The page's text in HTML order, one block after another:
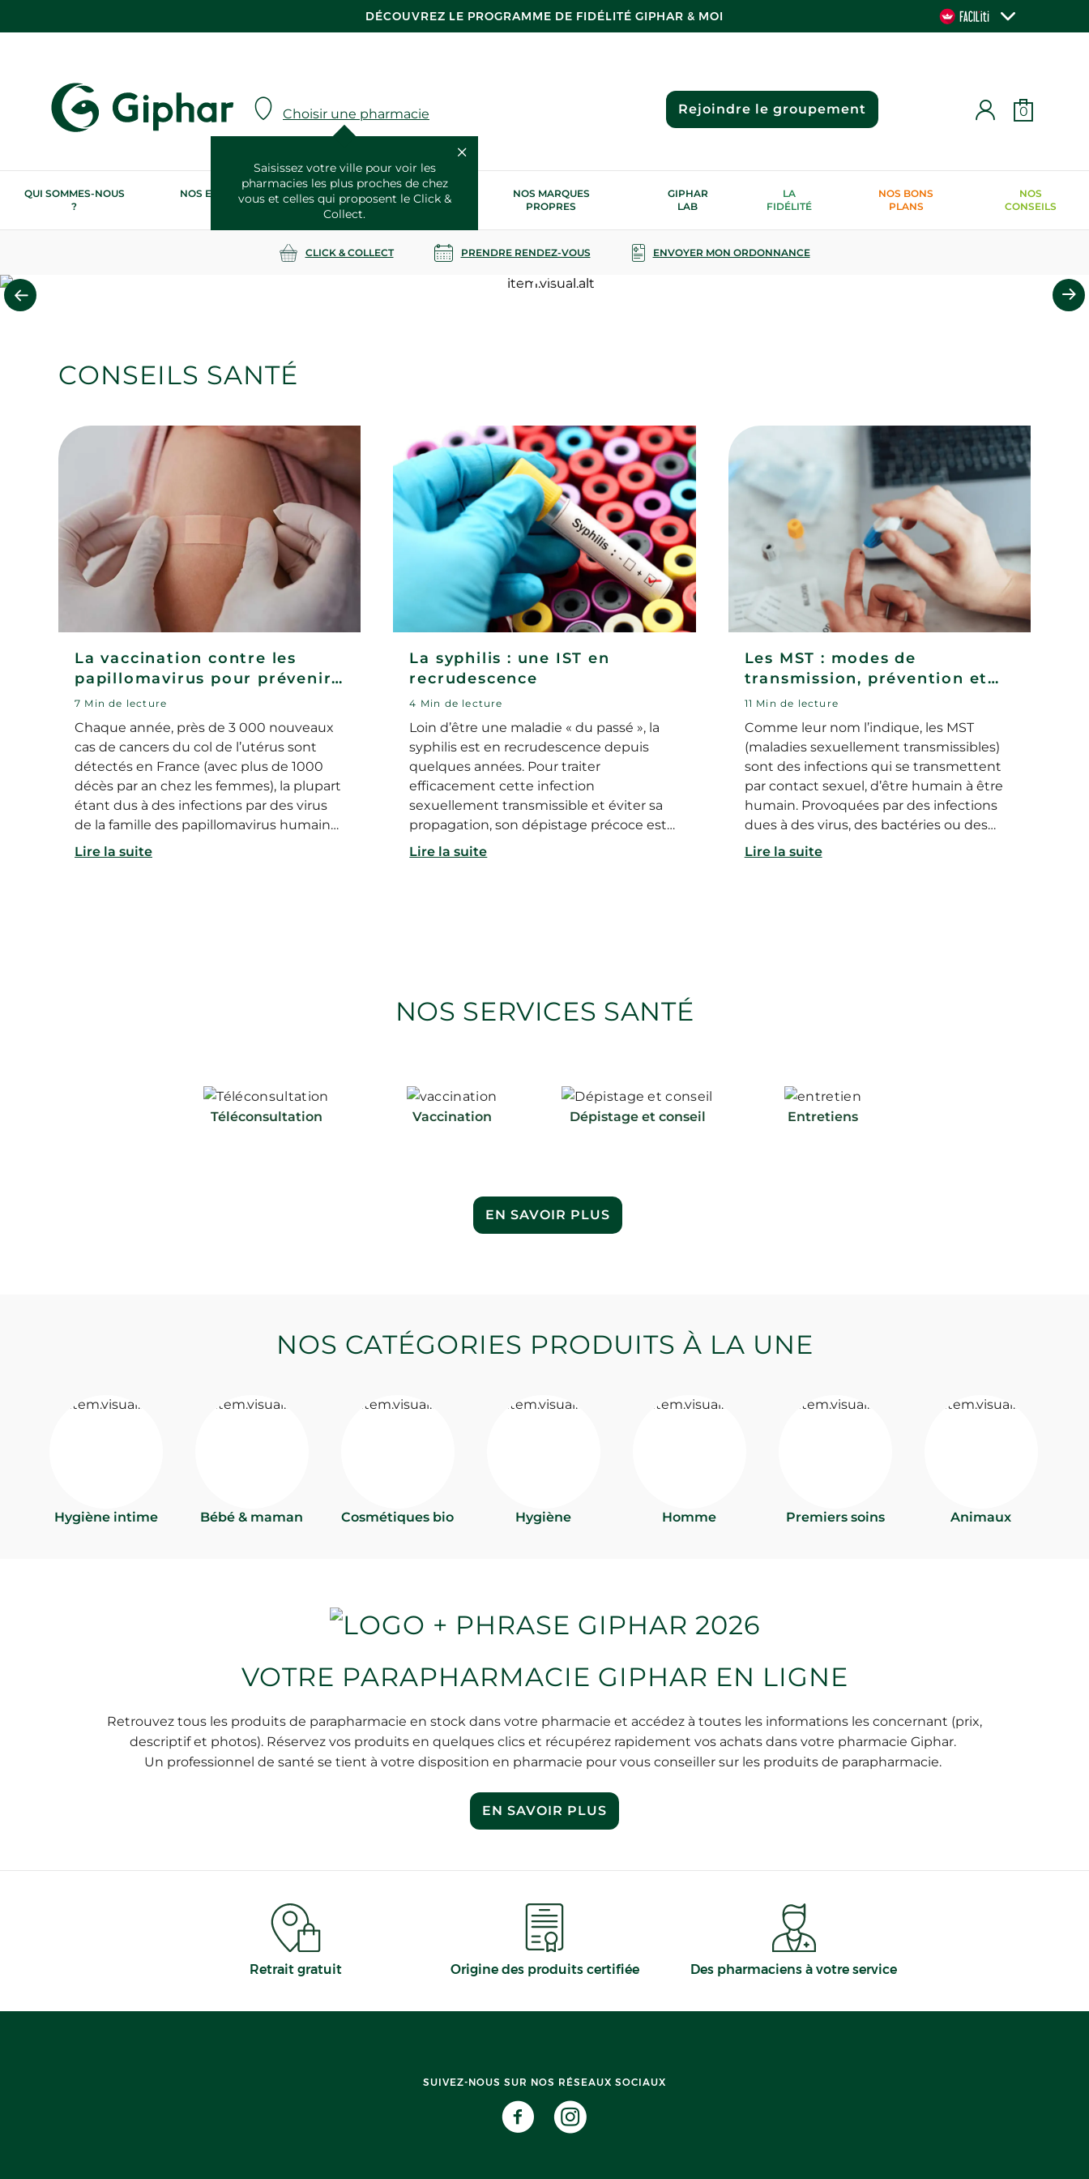
DÉCOUVREZ LE PROGRAMME DE FIDÉLITÉ GIPHAR & MOI
Choisir une pharmacie
Saisissez votre ville pour voir les
pharmacies les plus proches de chez
vous et celles qui proposent le Click &
Collect.
Rejoindre le groupement 0
QUI SOMMES-NOUS
?
NOS ENGAGEMENTS
RSE
NOS SERVICES
SANTÉ
NOS MARQUES
PROPRES
GIPHAR
LAB
LA
FIDÉLITÉ
NOS BONS
PLANS
NOS
CONSEILS
CLICK & COLLECT PRENDRE RENDEZ-VOUS ENVOYER MON ORDONNANCE
CONSEILS SANTÉ
La vaccination contre les
papillomavirus pour prévenir
le cancer du col de l'utérus
7 Min de lecture
Chaque année, près de 3 000 nouveaux
cas de cancers du col de l’utérus sont
détectés en France (avec plus de 1000
décès par an chez les femmes), la plupart
étant dus à des infections par des virus
de la famille des papillomavirus humains
(HPV). Recommandée pendant
Lire la suite
La syphilis : une IST en
recrudescence
4 Min de lecture
Loin d’être une maladie « du passé », la
syphilis est en recrudescence depuis
quelques années. Pour traiter
efficacement cette infection
sexuellement transmissible et éviter sa
propagation, son dépistage précoce est
primordial.
Lire la suite
Les MST : modes de
transmission, prévention et
dépistage
11 Min de lecture
Comme leur nom l’indique, les MST
(maladies sexuellement transmissibles)
sont des infections qui se transmettent
par contact sexuel, d’être humain à être
humain. Provoquées par des infections
dues à des virus, des bactéries ou des
parasites (protozoaires), on parle
Lire la suite
NOS SERVICES SANTÉ
Téléconsultation Vaccination Dépistage et conseil Entretiens
EN SAVOIR PLUS
NOS CATÉGORIES PRODUITS À LA UNE
Hygiène intime Bébé & maman Cosmétiques bio Hygiène Homme Premiers soins Animaux
VOTRE PARAPHARMACIE GIPHAR EN LIGNE
Retrouvez tous les produits de parapharmacie en stock dans votre pharmacie et accédez à toutes les informations les concernant (prix,
descriptif et photos). Réservez vos produits en quelques clics et récupérez rapidement vos achats dans votre pharmacie Giphar.
Un professionnel de santé se tient à votre disposition en pharmacie pour vous conseiller sur les produits de parapharmacie.
EN SAVOIR PLUS
Retrait gratuit Origine des produits certifiée Des pharmaciens à votre service
SUIVEZ-NOUS SUR NOS RÉSEAUX SOCIAUX